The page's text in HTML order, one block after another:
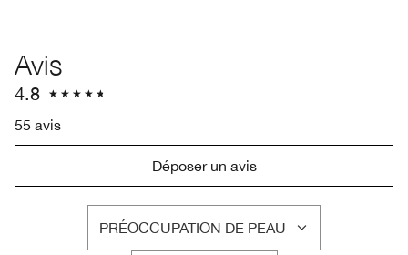
Avis
4.8
55 avis
Déposer un avis
PRÉOCCUPATION DE PEAU
FRANÇAIS